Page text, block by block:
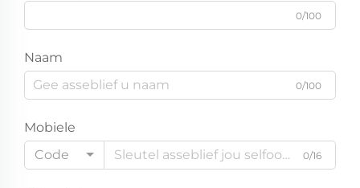
0/100
Naam
0/100
Mobiele
Code
0/16